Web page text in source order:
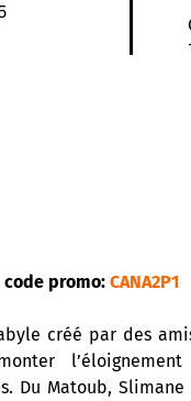
code promo: CANA2P1
créé par des
Matoub,